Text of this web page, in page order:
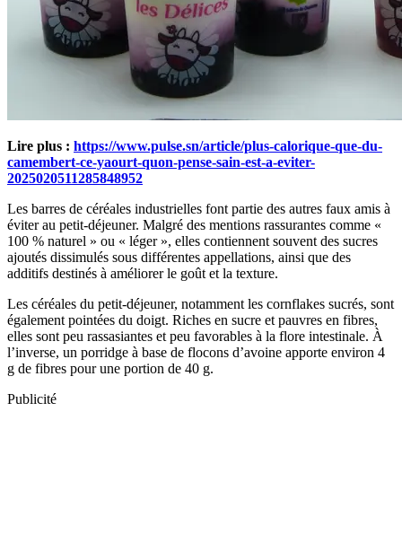
Lire plus : https://www.pulse.sn/article/plus-calorique-que-du-
camembert-ce-yaourt-quon-pense-sain-est-a-eviter-
2025020511285848952
Les barres de céréales industrielles font partie des autres faux amis à
éviter au petit-déjeuner. Malgré des mentions rassurantes comme «
100 % naturel » ou « léger », elles contiennent souvent des sucres
ajoutés dissimulés sous différentes appellations, ainsi que des
additifs destinés à améliorer le goût et la texture.
Les céréales du petit-déjeuner, notamment les cornflakes sucrés, sont
également pointées du doigt. Riches en sucre et pauvres en fibres,
elles sont peu rassasiantes et peu favorables à la flore intestinale. À
l’inverse, un porridge à base de flocons d’avoine apporte environ 4
g de fibres pour une portion de 40 g.
Publicité